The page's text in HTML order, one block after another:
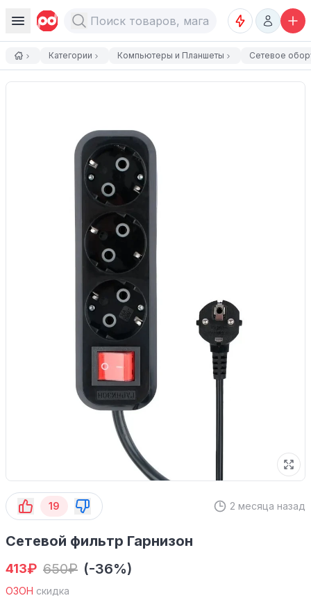
Категории Компьютеры и Планшеты Сетевое
19 2 месяца назад
Сетевой фильтр Гарнизон
413₽ 650₽ (-36%)
ОЗОН скидка